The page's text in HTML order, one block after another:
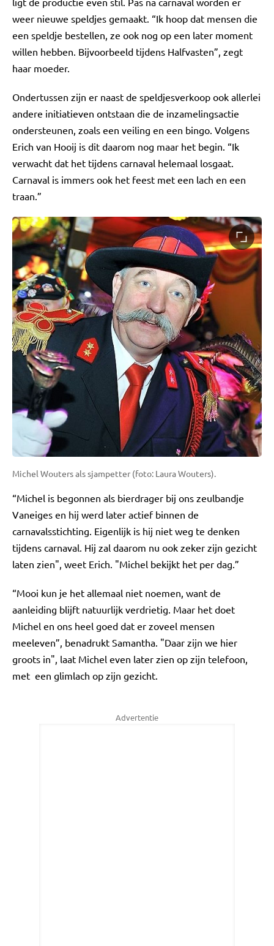
weer nieuwe speldjes gemaakt. “Ik hoop dat mensen die
een speldje bestellen, ze ook nog op een later moment
willen hebben. Bijvoorbeeld tijdens Halfvasten”, zegt
haar moeder.
Ondertussen zijn er naast de speldjesverkoop ook allerlei
andere initiatieven ontstaan die de inzamelingsactie
ondersteunen, zoals een veiling en een bingo. Volgens
Erich van Hooij is dit daarom nog maar het begin. “Ik
verwacht dat het tijdens carnaval helemaal losgaat.
Carnaval is immers ook het feest met een lach en een
traan.”
Michel Wouters als sjampetter (foto: Laura Wouters).
“Michel is begonnen als bierdrager bij ons zeulbandje
Vaneiges en hij werd later actief binnen de
carnavalsstichting. Eigenlijk is hij niet weg te denken
tijdens carnaval. Hij zal daarom nu ook zeker zijn gezicht
laten zien", weet Erich. "Michel bekijkt het per dag.”
“Mooi kun je het allemaal niet noemen, want de
aanleiding blijft natuurlijk verdrietig. Maar het doet
Michel en ons heel goed dat er zoveel mensen
meeleven”, benadrukt Samantha. "Daar zijn we hier
groots in", laat Michel even later zien op zijn telefoon,
met een glimlach op zijn gezicht.
Advertentie